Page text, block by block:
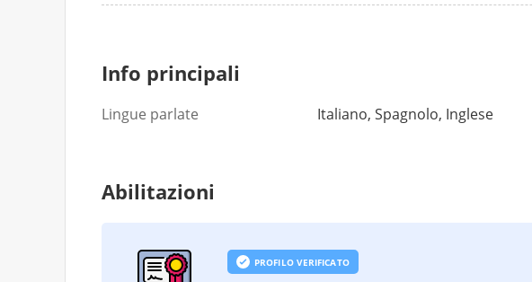
Info principali
Lingue parlate Italiano, Spagnolo, Inglese
Abilitazioni
PROFILO VERIFICATO